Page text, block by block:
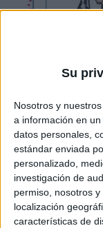
Su
Nosotros y
a información en
datos personales,
estándar enviada
personalizado,
investigación de
permiso, nosotros
localización
características de